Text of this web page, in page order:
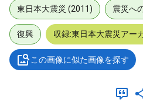
東日本大震災 (2011) 震災へ
復興 収録:東日本大震災アー
この画像に似た画像を探す